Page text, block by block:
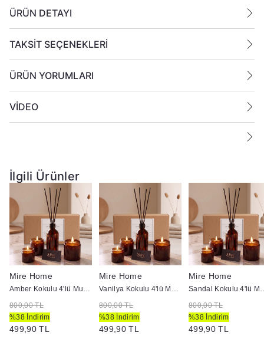
ÜRÜN DETAYI
TAKSİT SEÇENEKLERİ
ÜRÜN YORUMLARI
VİDEO
İlgili Ürünler
Mire Home
Amber Kokulu 4'lü Mum ve Ortam Kokusu Seti 100 ml
800,00 TL
%38 İndirim
499,90 TL
Mire Home
Vanilya Kokulu 4'lü Mum ve Ortam Kokusu Seti 100 ml
800,00 TL
%38 İndirim
499,90 TL
Mire Home
Sandal Kokulu 4'lü
800,00 TL
%38 İndirim
499,90 TL